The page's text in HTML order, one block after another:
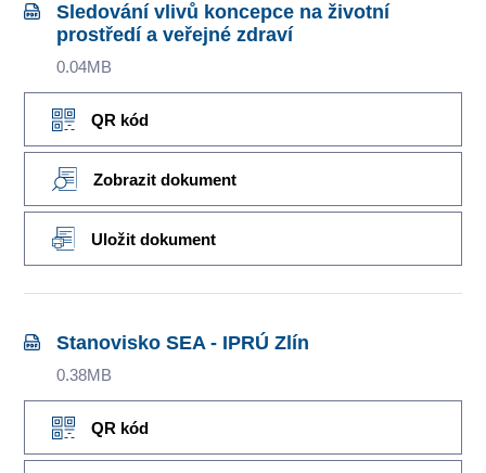
Sledování vlivů koncepce na životní
prostředí a veřejné zdraví
0.04MB
QR kód
Zobrazit dokument
Uložit dokument
Stanovisko SEA - IPRÚ Zlín
0.38MB
QR kód